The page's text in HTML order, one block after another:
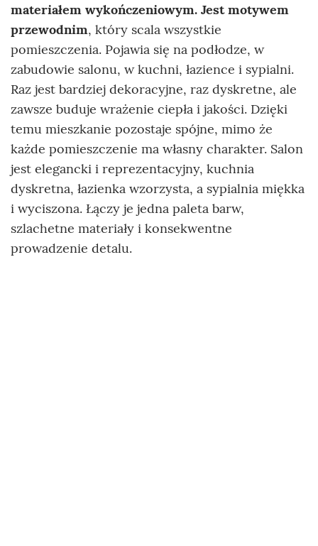
materiałem wykończeniowym. Jest motywem
przewodnim, który scala wszystkie
pomieszczenia. Pojawia się na podłodze, w
zabudowie salonu, w kuchni, łazience i sypialni.
Raz jest bardziej dekoracyjne, raz dyskretne, ale
zawsze buduje wrażenie ciepła i jakości. Dzięki
temu mieszkanie pozostaje spójne, mimo że
każde pomieszczenie ma własny charakter. Salon
jest elegancki i reprezentacyjny, kuchnia
dyskretna, łazienka wzorzysta, a sypialnia miękka
i wyciszona. Łączy je jedna paleta barw,
szlachetne materiały i konsekwentne
prowadzenie detalu.